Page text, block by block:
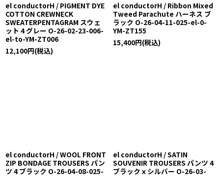
el conductorH / PIGMENT DYE
COTTON CREWNECK
SWEATERPENTAGRAM スウェ
ット 4 グレー O-26-02-23-006-
el-to-YM-ZT006
12,100円(税込)
el conductorH / Ribbon Mixed
Tweed Parachute ハーネス ブ
ラック O-26-04-11-025-el-0-
YM-ZT155
15,400円(税込)
el conductorH / WOOL FRONT
ZIP BONDAGE TROUSERS パン
ツ 4 ブラック O-26-04-08-025-
el conductorH / SATIN
SOUVENIR TROUSERS パンツ 4
ブラックｘシルバー O-26-03-